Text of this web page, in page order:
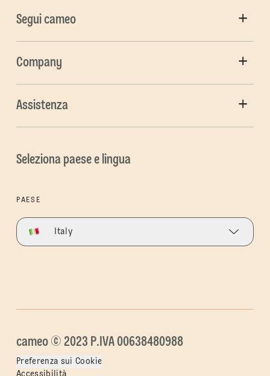
Segui cameo
Company
Assistenza
Seleziona paese e lingua
PAESE
Italy
cameo © 2023 P.IVA 00638480988
Preferenza sui Cookie
Accessibilità